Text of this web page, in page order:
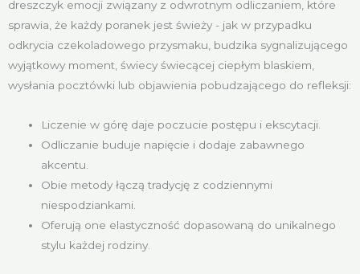
dreszczyk emocji związany z odwrotnym odliczaniem, które
sprawia, że każdy poranek jest świeży - jak w przypadku
odkrycia czekoladowego przysmaku, budzika sygnalizującego
wyjątkowy moment, świecy świecącej ciepłym blaskiem,
wysłania pocztówki lub objawienia pobudzającego do refleksji:
Liczenie w górę daje poczucie postępu i ekscytacji.
Odliczanie buduje napięcie i dodaje zabawnego
akcentu.
Obie metody łączą tradycję z codziennymi
niespodziankami.
Oferują one elastyczność dopasowaną do unikalnego
stylu każdej rodziny.